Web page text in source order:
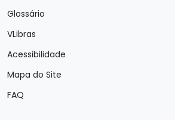
Glossário
VLibras
Acessibilidade
Mapa do Site
FAQ